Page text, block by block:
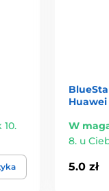
Huawei
W
8. u
5.0 zł